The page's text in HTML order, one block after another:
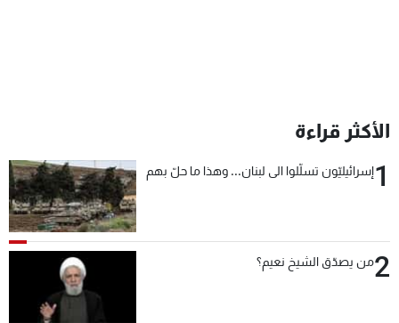
الأكثر قراءة
1إسرائيليّون تسلّلوا الى لبنان... وهذا ما حلّ بهم
2من يصدّق الشيخ نعيم؟
البرامج
جدول البرامج
عن MTV